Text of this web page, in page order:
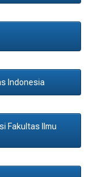
Indonesia
Fakultas Ilmu